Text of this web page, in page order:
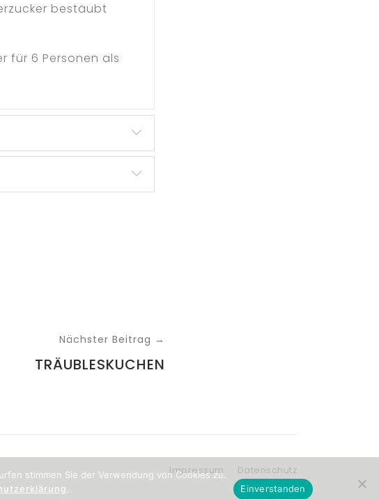
bestäubt
für 6 Personen als
Nächster Beitrag →
TRÄUBLESKUCHEN
Impressum Datenschutz
stimmen Sie der Verwendung von Cookies zu.
Einverstanden